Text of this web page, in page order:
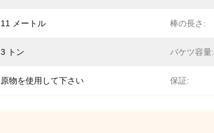
11 メートル 棒の長さ:
3 トン バケツ容量:
原物を使用して下さい 保証: